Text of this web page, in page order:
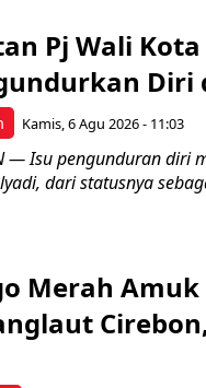
Pj Wali
Diri
Kamis, 6 Agu 2026 - 11:03
— Isu pengunduran diri
dari statusnya
Merah